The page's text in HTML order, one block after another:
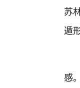
苏
遁
感